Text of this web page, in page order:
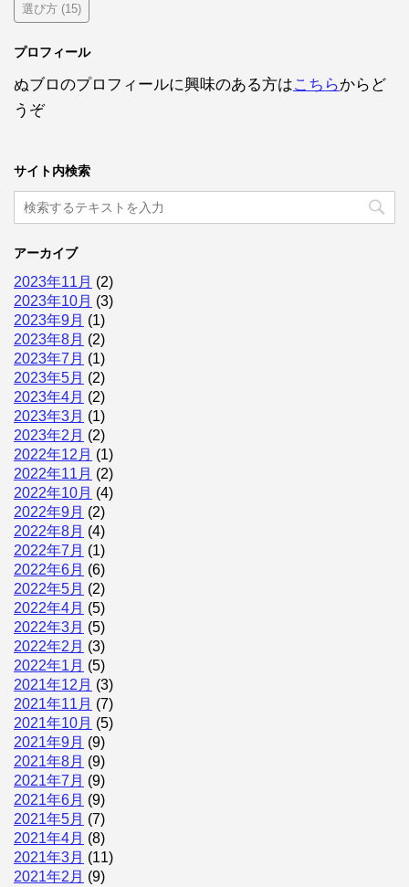
選び方 (15)
プロフィール
ぬブロのプロフィールに興味のある方はこちらからど
うぞ
サイト内検索
アーカイブ
2023年11月 (2)
2023年10月 (3)
2023年9月 (1)
2023年8月 (2)
2023年7月 (1)
2023年5月 (2)
2023年4月 (2)
2023年3月 (1)
2023年2月 (2)
2022年12月 (1)
2022年11月 (2)
2022年10月 (4)
2022年9月 (2)
2022年8月 (4)
2022年7月 (1)
2022年6月 (6)
2022年5月 (2)
2022年4月 (5)
2022年3月 (5)
2022年2月 (3)
2022年1月 (5)
2021年12月 (3)
2021年11月 (7)
2021年10月 (5)
2021年9月 (9)
2021年8月 (9)
2021年7月 (9)
2021年6月 (9)
2021年5月 (7)
2021年4月 (8)
2021年3月 (11)
2021年2月 (9)